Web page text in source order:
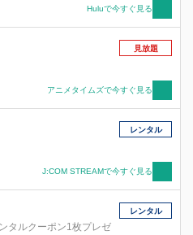
Huluで今すぐ見る
見放題
アニメタイムズで今すぐ見る
レンタル
J:COM STREAMで今すぐ見る
タルクーポン1枚プレゼ
レンタル